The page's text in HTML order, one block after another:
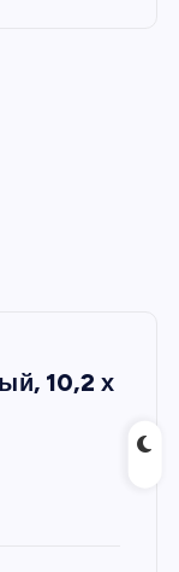
10,2 х